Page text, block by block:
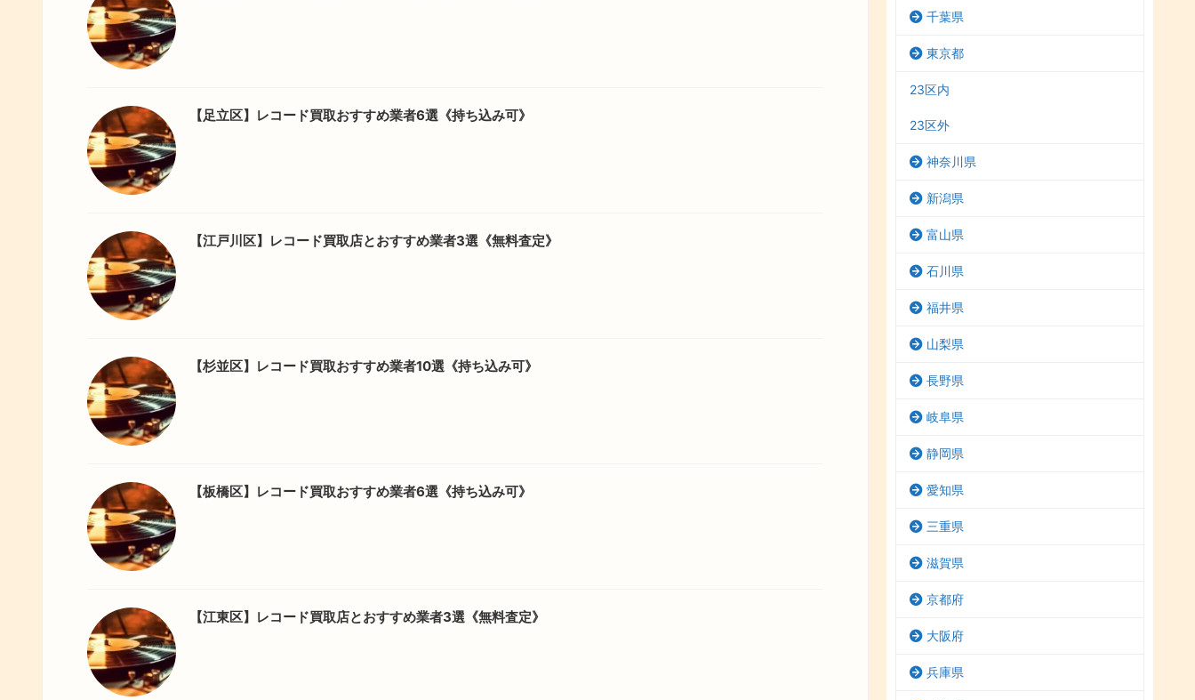
【足立区】レコード買取おすすめ業者6選《持ち込み可》
【江戸川区】レコード買取店とおすすめ業者3選《無料査定》
【杉並区】レコード買取おすすめ業者10選《持ち込み可》
【板橋区】レコード買取おすすめ業者6選《持ち込み可》
【江東区】レコード買取店とおすすめ業者3選《無料査定》
千葉県
東京都
23区内
23区外
神奈川県
新潟県
富山県
石川県
福井県
山梨県
長野県
岐阜県
静岡県
愛知県
三重県
滋賀県
京都府
大阪府
兵庫県